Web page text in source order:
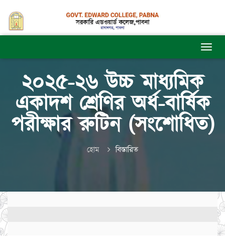
২০২৫-২৬ উচ্চ মাধ্যমিক
একাদশ শ্রেণির অর্ধ-বার্ষিক
পরীক্ষার রুটিন (সংশোধিত)
হোম বিস্তারিত